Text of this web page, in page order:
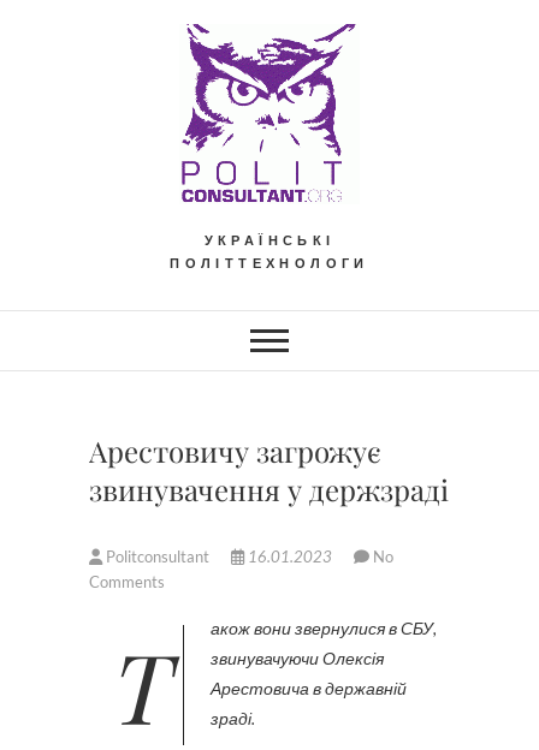
УКРАЇНСЬКІ
ПОЛІТТЕХНОЛОГИ
Арестовичу загрожує
звинувачення у держзраді
Politconsultant 16.01.2023
No
Comments
Також вони звернулися в СБУ,
звинувачуючи Олексія
Арестовича в державній
зраді.